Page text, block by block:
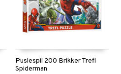
Puslespil 200 Brikker Trefl
Spiderman